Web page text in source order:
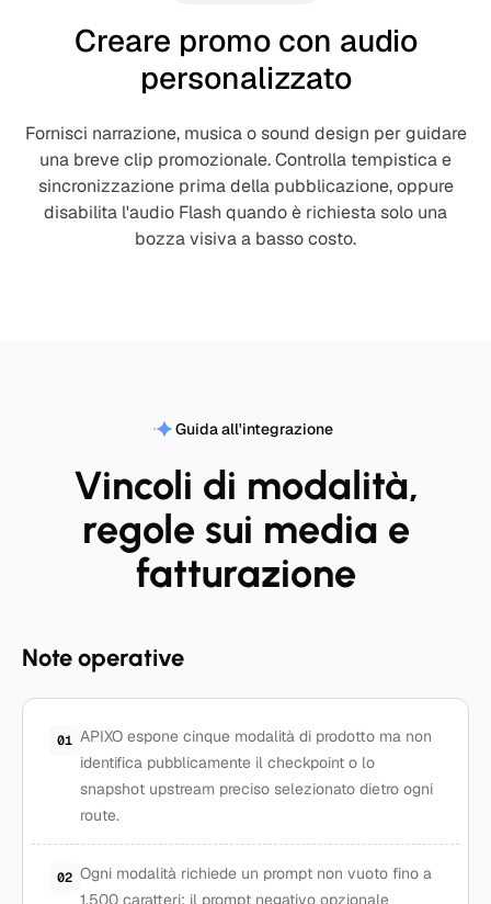
Creare promo con audio
personalizzato
Fornisci narrazione, musica o sound design per guidare
una breve clip promozionale. Controlla tempistica e
sincronizzazione prima della pubblicazione, oppure
disabilita l'audio Flash quando è richiesta solo una
bozza visiva a basso costo.
Guida all'integrazione
Vincoli di modalità,
regole sui media e
fatturazione
Note operative
01 APIXO espone cinque modalità di prodotto ma non
identifica pubblicamente il checkpoint o lo
snapshot upstream preciso selezionato dietro ogni
route.
02 Ogni modalità richiede un prompt non vuoto fino a
1.500 caratteri; il prompt negativo opzionale